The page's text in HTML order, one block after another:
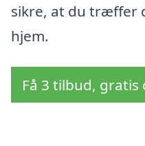
sikre, at du træffer
hjem.
Få 3 tilbud,